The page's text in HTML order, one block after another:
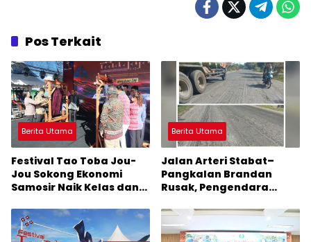
Pos Terkait
Berita Utama
Festival Tao Toba Jou-
Jou Sokong Ekonomi
Samosir Naik Kelas dan
Sumber Pertumbuhan
Ekonomi Baru
Berita Utama
Jalan Arteri Stabat–
Pangkalan Brandan
Rusak, Pengendara